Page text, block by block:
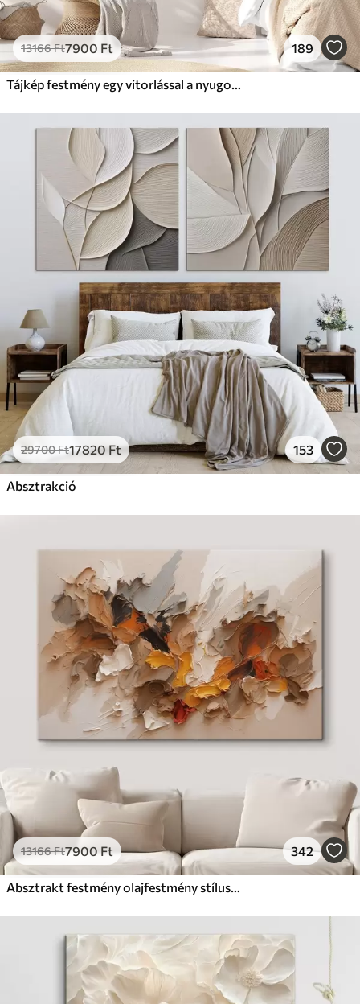
13166Ft7900 Ft 189
Tájkép festmény egy vitorlással a nyugodt tengeren, narancssárga és sárga égbolt, távoli hegyek
29700Ft17820Ft 153
Absztrakció
13166Ft7900Ft 342
Absztrakt festmény olajfestmény stílusban